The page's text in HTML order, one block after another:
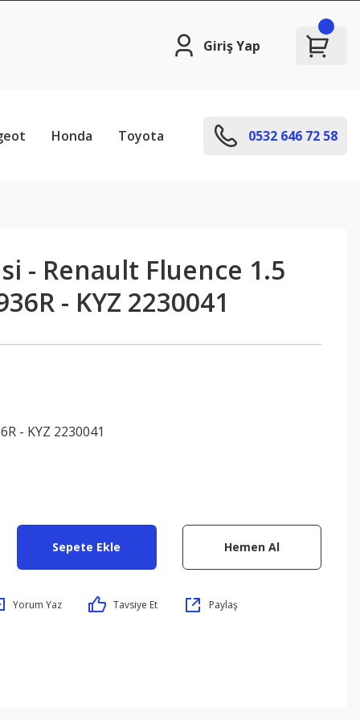
Giriş Yap
Honda Toyota 0532 646 72 58
- Renault Fluence 1.5
- KYZ 2230041
- KYZ 2230041
Sepete Ekle Hemen Al
Yorum Yaz Tavsiye Et Paylaş